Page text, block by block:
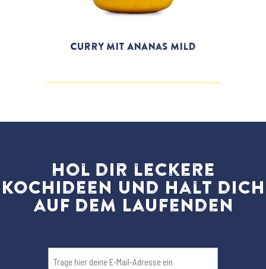
Curry mit Ananas Mild
Hol dir leckere
Kochideen und halt dich
auf dem Laufenden